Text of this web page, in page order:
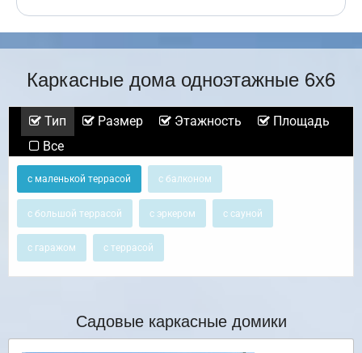
Каркасные дома одноэтажные 6х6
Тип Размер Этажность
Площадь
Все
с маленькой террасой с балконом
с большой террасой с эркером с сауной
с гаражом с террасой
Садовые каркасные домики